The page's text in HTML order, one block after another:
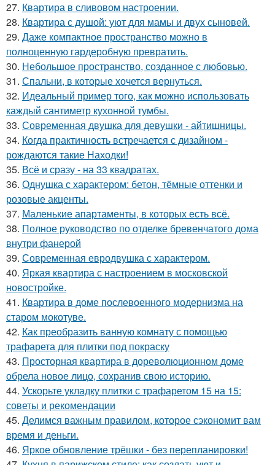
27. Квартира в сливовом настроении.
28. Квартира с душой: уют для мамы и двух сыновей.
29. Даже компактное пространство можно в
полноценную гардеробную превратить.
30. Небольшое пространство, созданное с любовью.
31. Спальни, в которые хочется вернуться.
32. Идеальный пример того, как можно использовать
каждый сантиметр кухонной тумбы.
33. Современная двушка для девушки - айтишницы.
34. Когда практичность встречается с дизайном -
рождаются такие Находки!
35. Всё и сразу - на 33 квадратах.
36. Однушка с характером: бетон, тёмные оттенки и
розовые акценты.
37. Маленькие апартаменты, в которых есть всё.
38. Полное руководство по отделке бревенчатого дома
внутри фанерой
39. Современная евродвушка с характером.
40. Яркая квартира с настроением в московской
новостройке.
41. Квартира в доме послевоенного модернизма на
старом мокотуве.
42. Как преобразить ванную комнату с помощью
трафарета для плитки под покраску
43. Просторная квартира в дореволюционном доме
обрела новое лицо, сохранив свою историю.
44. Ускорьте укладку плитки с трафаретом 15 на 15:
советы и рекомендации
45. Делимся важным правилом, которое сэкономит вам
время и деньги.
46. Яркое обновление трёшки - без перепланировки!